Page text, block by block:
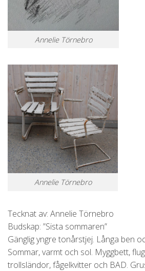
Annelie Törnebro
Annelie Törnebro
Tecknat av: Annelie Törnebro
Budskap: ”Sista sommaren”
Gänglig yngre tonårstjej. Långa ben
Sommar, varmt och sol. Myggbett,
trollsländor, fågelkvitter och BAD.